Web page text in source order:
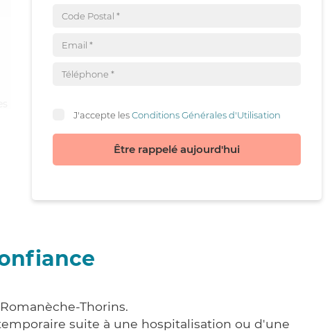
J'accepte lesConditions Générales d'Utilisation
Être rappelé aujourd'hui
Thorins.
suite à une hospitalisation ou d'une